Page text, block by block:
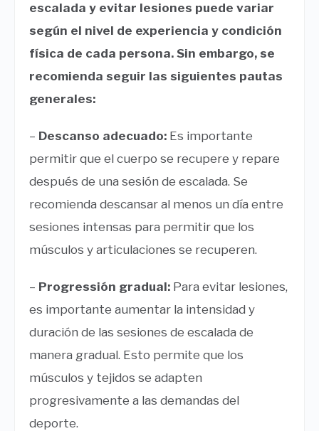
escalada y evitar lesiones puede variar
según el nivel de experiencia y condición
física de cada persona. Sin embargo, se
recomienda seguir las siguientes pautas
generales:
– Descanso adecuado: Es importante
permitir que el cuerpo se recupere y repare
después de una sesión de escalada. Se
recomienda descansar al menos un día entre
sesiones intensas para permitir que los
músculos y articulaciones se recuperen.
– Progressión gradual: Para evitar lesiones,
es importante aumentar la intensidad y
duración de las sesiones de escalada de
manera gradual. Esto permite que los
músculos y tejidos se adapten
progresivamente a las demandas del
deporte.